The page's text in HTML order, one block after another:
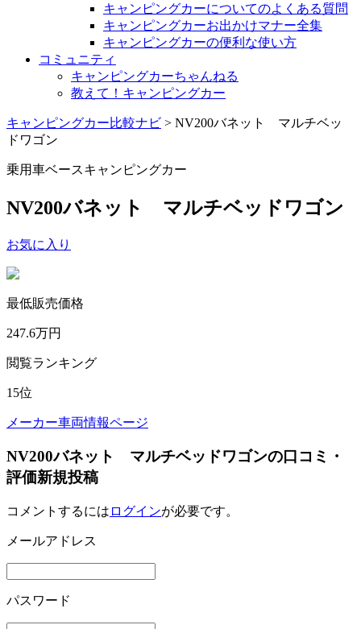
キャンピングカーについてのよくある質問
キャンピングカーお出かけマナー全集
キャンピングカーの便利な使い方
コミュニティ
キャンピングカーちゃんねる
教えて！キャンピングカー
キャンピングカー比較ナビ > NV200バネット マルチベッ
ドワゴン
乗用車ベースキャンピングカー
NV200バネット マルチベッドワゴン
お気に入り
最低販売価格
247.6万円
閲覧ランキング
15位
メーカー車両情報ページ
NV200バネット マルチベッドワゴンの口コミ・
評価新規投稿
コメントするには ログインが必要です。
メールアドレス
パスワード